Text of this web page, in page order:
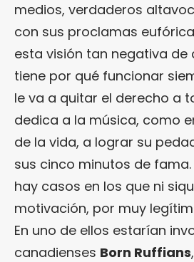
medios, verdaderos
con sus proclamas
esta visión tan negativa de
tiene por qué funcionar
le va a quitar el derecho a
dedica a la música, como
de la vida, a lograr su
sus cinco minutos de
hay casos en los que ni
motivación, por muy
En uno de ellos estarían
canadienses Born Ruffians